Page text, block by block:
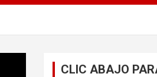
CLIC ABAJO